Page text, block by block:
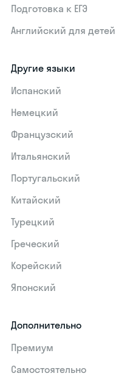
Подготовка к ЕГЭ
Английский для детей
Другие языки
Испанский
Немецкий
Французский
Итальянский
Португальский
Китайский
Турецкий
Греческий
Корейский
Японский
Дополнительно
Премиум
Самостоятельно